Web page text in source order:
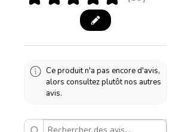
Ce produit n'a pas encore d'avis,
alors consultez plutôt nos autres
avis.